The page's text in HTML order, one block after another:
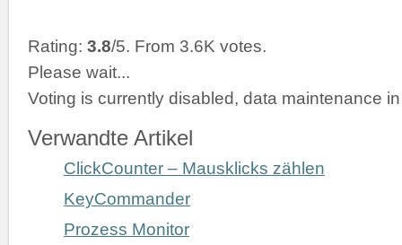
Rating: 3.8/5. From 3.6K votes.
Please wait...
Voting is currently disabled, data maintenance
Verwandte Artikel
ClickCounter – Mausklicks zählen
KeyCommander
Prozess Monitor